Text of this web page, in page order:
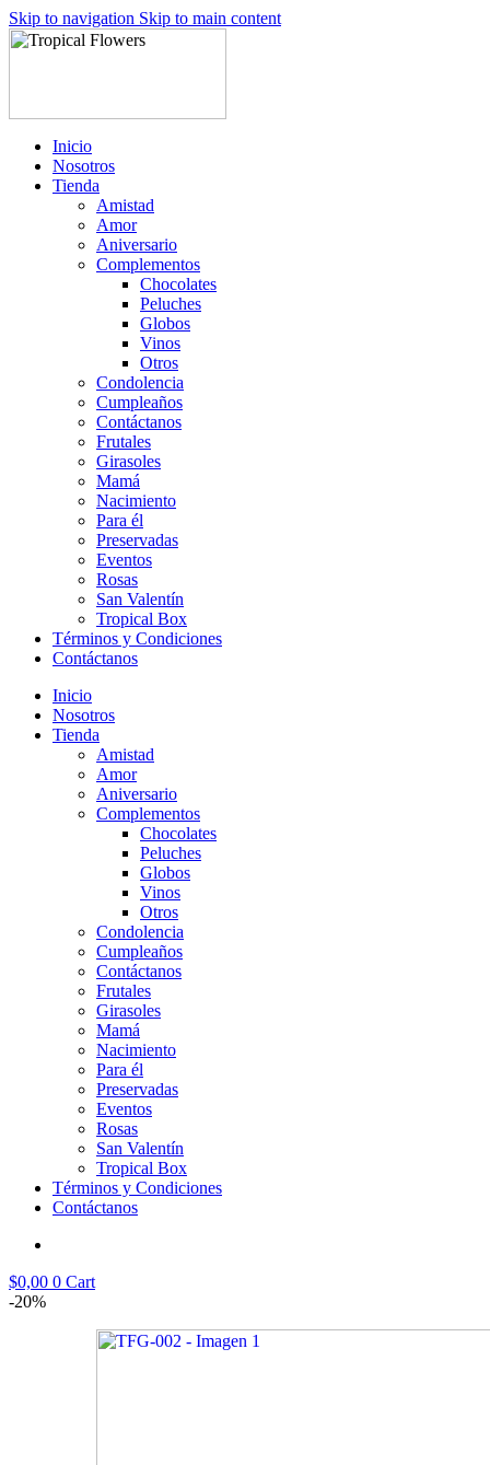
Skip to navigation Skip to main content
Inicio
Nosotros
Tienda
Amistad
Amor
Aniversario
Complementos
Chocolates
Peluches
Globos
Vinos
Otros
Condolencia
Cumpleaños
Contáctanos
Frutales
Girasoles
Mamá
Nacimiento
Para él
Preservadas
Eventos
Rosas
San Valentín
Tropical Box
Términos y Condiciones
Contáctanos
Inicio
Nosotros
Tienda
Amistad
Amor
Aniversario
Complementos
Chocolates
Peluches
Globos
Vinos
Otros
Condolencia
Cumpleaños
Contáctanos
Frutales
Girasoles
Mamá
Nacimiento
Para él
Preservadas
Eventos
Rosas
San Valentín
Tropical Box
Términos y Condiciones
Contáctanos
$0,00 0 Cart
-20%